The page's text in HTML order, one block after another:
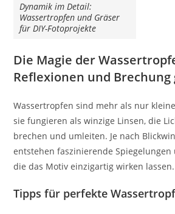
Dynamik im Detail:
Wassertropfen und Gräser
für DIY-Fotoprojekte
Die Magie der
Reflexionen und
Wassertropfen sind mehr als nur
sie fungieren als winzige Linsen, die
brechen und umleiten. Je nach
entstehen faszinierende Spiegelungen
die das Motiv einzigartig wirken lassen.
Tipps für perfekte